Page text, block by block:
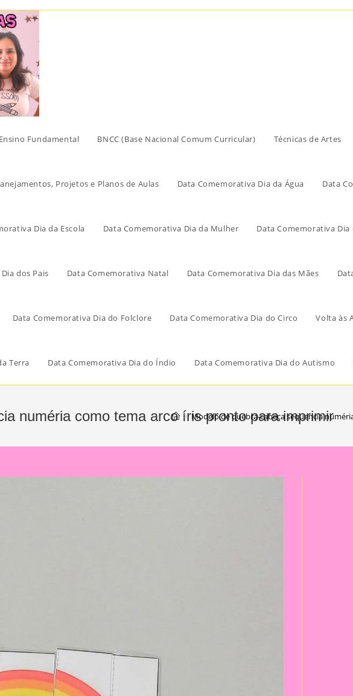
Ensino Fundamental BNCC (Base Nacional Comum Curricular) Técnicas de Artes
Projetos e Planos de Aulas Data Comemorativa Dia da Água Data
Dia da Escola Data Comemorativa Dia da Mulher Data Comemorativa Dia
dos Pais Data Comemorativa Natal Data Comemorativa Dia das Mães
Data Comemorativa Dia do Folclore Data Comemorativa Dia do Circo Volta às
Terra Data Comemorativa Dia do Índio Data Comemorativa Dia do Autismo
numéria como tema arco íris pronto para imprimir
> Modelo de quebra-cabeça sequencia